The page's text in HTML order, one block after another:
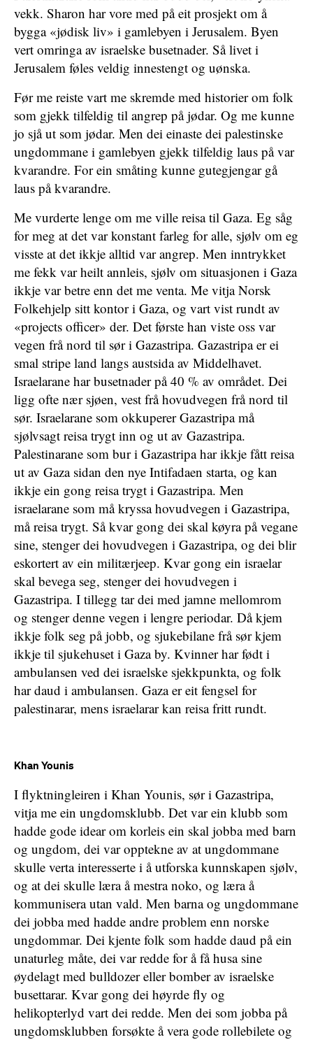
vekk. Sharon har vore med på eit prosjekt om å
bygga «jødisk liv» i gamlebyen i Jerusalem. Byen
vert omringa av israelske busetnader. Så livet i
Jerusalem føles veldig innestengt og uønska.
Før me reiste vart me skremde med historier om folk
som gjekk tilfeldig til angrep på jødar. Og me kunne
jo sjå ut som jødar. Men dei einaste dei palestinske
ungdommane i gamlebyen gjekk tilfeldig laus på var
kvarandre. For ein småting kunne gutegjengar gå
laus på kvarandre.
Me vurderte lenge om me ville reisa til Gaza. Eg såg
for meg at det var konstant farleg for alle, sjølv om eg
visste at det ikkje alltid var angrep. Men inntrykket
me fekk var heilt annleis, sjølv om situasjonen i Gaza
ikkje var betre enn det me venta. Me vitja Norsk
Folkehjelp sitt kontor i Gaza, og vart vist rundt av
«projects officer» der. Det første han viste oss var
vegen frå nord til sør i Gazastripa. Gazastripa er ei
smal stripe land langs austsida av Middelhavet.
Israelarane har busetnader på 40 % av området. Dei
ligg ofte nær sjøen, vest frå hovudvegen frå nord til
sør. Israelarane som okkuperer Gazastripa må
sjølvsagt reisa trygt inn og ut av Gazastripa.
Palestinarane som bur i Gazastripa har ikkje fått reisa
ut av Gaza sidan den nye Intifadaen starta, og kan
ikkje ein gong reisa trygt i Gazastripa. Men
israelarane som må kryssa hovudvegen i Gazastripa,
må reisa trygt. Så kvar gong dei skal køyra på vegane
sine, stenger dei hovudvegen i Gazastripa, og dei blir
eskortert av ein militærjeep. Kvar gong ein israelar
skal bevega seg, stenger dei hovudvegen i
Gazastripa. I tillegg tar dei med jamne mellomrom
og stenger denne vegen i lengre periodar. Då kjem
ikkje folk seg på jobb, og sjukebilane frå sør kjem
ikkje til sjukehuset i Gaza by. Kvinner har født i
ambulansen ved dei israelske sjekkpunkta, og folk
har daud i ambulansen. Gaza er eit fengsel for
palestinarar, mens israelarar kan reisa fritt rundt.
Khan Younis
I flyktningleiren i Khan Younis, sør i Gazastripa,
vitja me ein ungdomsklubb. Det var ein klubb som
hadde gode idear om korleis ein skal jobba med barn
og ungdom, dei var opptekne av at ungdommane
skulle verta interesserte i å utforska kunnskapen sjølv,
og at dei skulle læra å mestra noko, og læra å
kommunisera utan vald. Men barna og ungdommane
dei jobba med hadde andre problem enn norske
ungdommar. Dei kjente folk som hadde daud på ein
unaturleg måte, dei var redde for å få husa sine
øydelagt med bulldozer eller bomber av israelske
busettarar. Kvar gong dei høyrde fly og
helikopterlyd vart dei redde. Men dei som jobba på
ungdomsklubben forsøkte å vera gode rollebilete og